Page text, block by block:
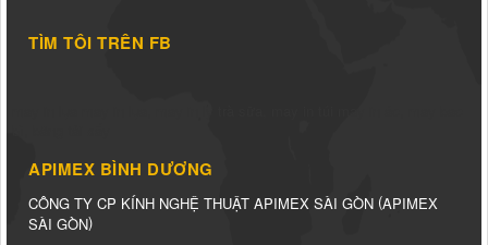
TÌM TÔI TRÊN FB
APIMEX BÌNH DƯƠNG
CÔNG TY CP KÍNH NGHỆ THUẬT APIMEX SÀI GÒN (APIMEX
SÀI GÒN)